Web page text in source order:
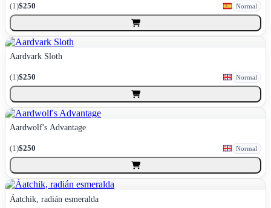
(1)$250 Normal
Aardvark Sloth
(1)$250 Normal
Aardwolf's Advantage
(1)$250 Normal
Áatchik, radián esmeralda